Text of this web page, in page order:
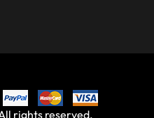
rights reserved.